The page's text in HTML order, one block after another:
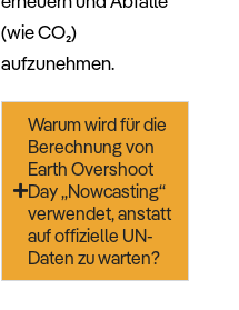
(wie CO₂)
aufzunehmen.
Warum wird für die
Berechnung von
Earth Overshoot
Day „Nowcasting“
verwendet, anstatt
auf offizielle UN-
Daten zu warten?